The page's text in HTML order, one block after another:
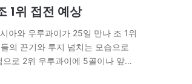
1위 접전 예상
아와 우루과이가 25일 만나 조 1위
의 끈기와 투지 넘치는 모습으로
로 2위 우루과이에 5골이나 앞서